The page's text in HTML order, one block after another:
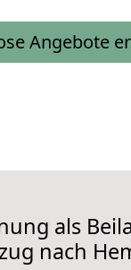
Angebote
als
nach